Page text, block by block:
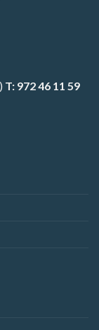
T: 972 46 11 59